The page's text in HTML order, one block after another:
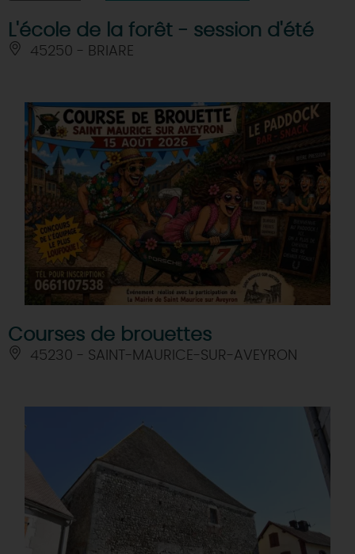
L'école de la forêt - session d'été
45250 - BRIARE
Courses de brouettes
45230 - SAINT-MAURICE-SUR-AVEYRON